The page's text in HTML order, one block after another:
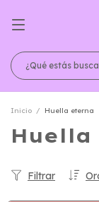
Inicio / Huella eterna
Filtrar